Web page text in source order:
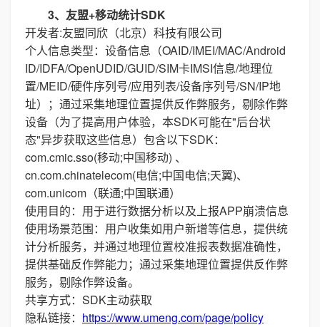
3、友盟+移动统计SDK
开发者:友盟同欣（北京）科技有限公司
个人信息类型：设备信息（OAID/IMEI/MAC/Android
ID/IDFA/OpenUDID/GUID/SIM卡IMSI信息/地理位
置/MEID/硬件序列号/应用列表/设备序列号/SN/IP地
址）；通过采集地理位置提供反作弊服务，剔除作弊
设备（为了提高用户体验，本SDK可能在"后台状
态"异步获取这些信息）包含以下SDK：
com.cmic.sso(移动;中国移动) 、
cn.com.chinatelecom(电信;中国电信;天翼)、
com.unicom（联通;中国联通）
使用目的：用于进行数据分析以及上报APP崩溃信息
使用场景范围：用户收集如用户新增等信息，提供统
计分析服务，并通过地理位置校准报表数据准确性，
提供基础反作弊能力；通过采集地理位置提供反作弊
服务，剔除作弊设备。
共享方式：SDK主动获取
隐私链接： https://www.umeng.com/page/policy